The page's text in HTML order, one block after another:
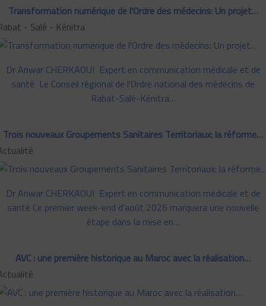
Transformation numérique de l'Ordre des médecins: Un projet…
- Salé - Kénitra
Dr Anwar CHERKAOUI Expert en communication médicale et de
santé Le Conseil régional de l'Ordre national des médecins de
Rabat-Salé-Kénitra…
Trois nouveaux Groupements Sanitaires Territoriaux: la réforme…
Dr Anwar CHERKAOUI Expert en communication médicale et de
santé Ce premier week-end d’août 2026 marquera une nouvelle
étape dans la mise en…
AVC : une première historique au Maroc avec la réalisation…